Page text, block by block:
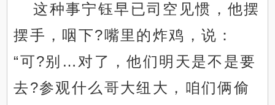
这种事宁钰早已司空见惯，他摆
摆手，咽下?嘴里的炸鸡，说：
“可?别…对了，他们明天是不是要
去?参观什么哥大纽大，咱们俩偷